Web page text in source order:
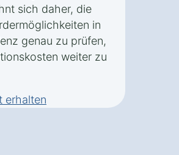
sich daher, die
in
genau zu prüfen,
weiter zu
erhalten